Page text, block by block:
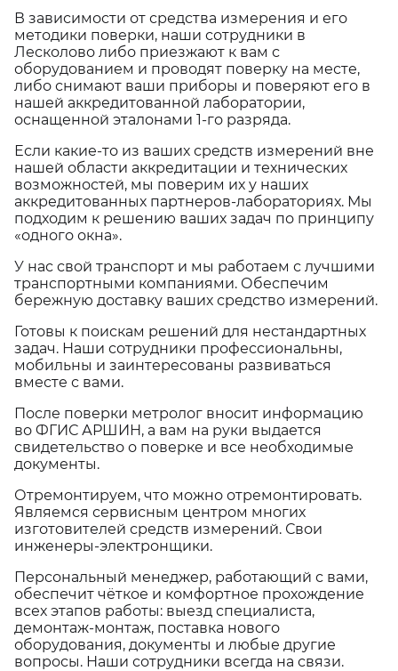
В зависимости от средства измерения и его
методики поверки, наши сотрудники в
Лесколово либо приезжают к вам с
оборудованием и проводят поверку на месте,
либо снимают ваши приборы и поверяют его в
нашей аккредитованной лаборатории,
оснащенной эталонами 1-го разряда.
Если какие-то из ваших средств измерений вне
нашей области аккредитации и технических
возможностей, мы поверим их у наших
аккредитованных партнеров-лабораториях. Мы
подходим к решению ваших задач по принципу
«одного окна».
У нас свой транспорт и мы работаем с лучшими
транспортными компаниями. Обеспечим
бережную доставку ваших средство измерений.
Готовы к поискам решений для нестандартных
задач. Наши сотрудники профессиональны,
мобильны и заинтересованы развиваться
вместе с вами.
После поверки метролог вносит информацию
во ФГИС АРШИН, а вам на руки выдается
свидетельство о поверке и все необходимые
документы.
Отремонтируем, что можно отремонтировать.
Являемся сервисным центром многих
изготовителей средств измерений. Свои
инженеры-электронщики.
Персональный менеджер, работающий с вами,
обеспечит чёткое и комфортное прохождение
всех этапов работы: выезд специалиста,
демонтаж-монтаж, поставка нового
оборудования, документы и любые другие
вопросы. Наши сотрудники всегда на связи.